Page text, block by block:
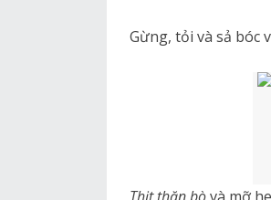
Gừng, tỏi và sả bóc
Thịt thăn bòvà mỡ